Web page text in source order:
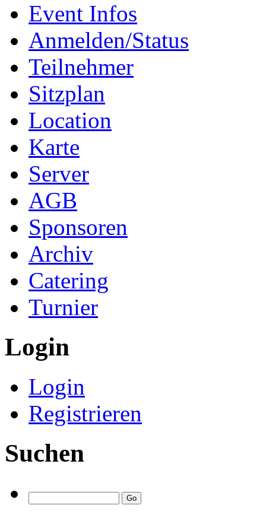
Event Infos
Anmelden/Status
Teilnehmer
Sitzplan
Location
Karte
Server
AGB
Sponsoren
Archiv
Catering
Turnier
Login
Login
Registrieren
Suchen